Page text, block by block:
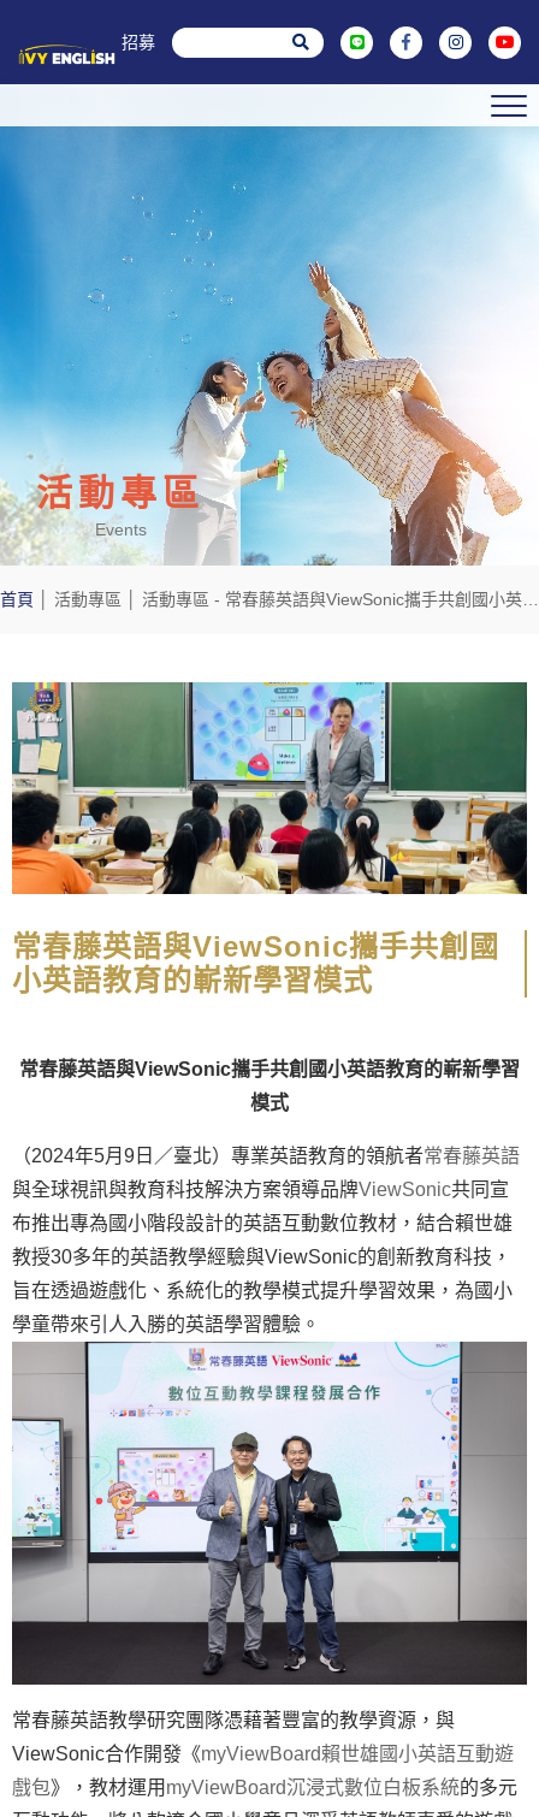
菁英招募
活動專區
Events
首頁 活動專區 活動專區 - 常春藤英語與ViewSonic攜手共創國小英語教育的嶄新學習模式
常春藤英語與ViewSonic攜手共創國
小英語教育的嶄新學習模式
常春藤英語與ViewSonic攜手共創國小英語教育的嶄新學習
模式
（2024年5月9日／臺北）專業英語教育的領航者常春藤英語
與全球視訊與教育科技解決方案領導品牌ViewSonic共同宣
布推出專為國小階段設計的英語互動數位教材，結合賴世雄
教授30多年的英語教學經驗與ViewSonic的創新教育科技，
旨在透過遊戲化、系統化的教學模式提升學習效果，為國小
學童帶來引人入勝的英語學習體驗。
常春藤英語教學研究團隊憑藉著豐富的教學資源，與
ViewSonic合作開發《myViewBoard賴世雄國小英語互動遊
戲包》，教材運用 myViewBoard沉浸式數位白板系統的多元